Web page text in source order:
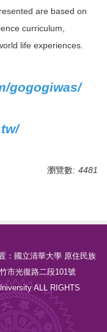
are based on
curriculum,
life experiences.
gogogiwas/
瀏覽數: 4481
：國立清華大學 原住民族
市光復路二段101號
ALL RIGHTS